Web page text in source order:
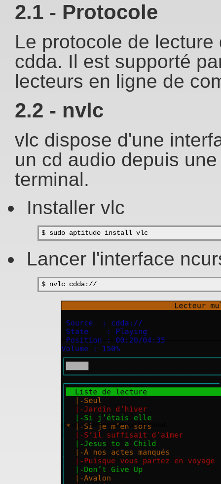
2.1 - Protocole
Le protocole de
cdda. Il est supporté
lecteurs en ligne de
2.2 - nvlc
vlc dispose d'une
un cd audio depuis
terminal.
Installer vlc
$ sudo aptitude install vlc
Lancer l'interface
$ nvlc cdda://